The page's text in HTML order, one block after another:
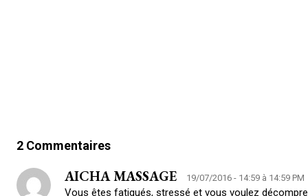
2 Commentaires
AICHA MASSAGE 19/07/2016 - 14:59 à 14:59 PM
Vous êtes fatigués, stressé et vous voulez